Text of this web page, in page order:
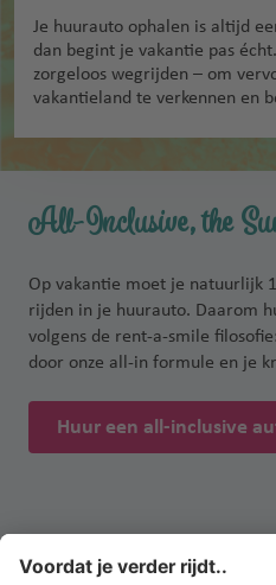
Je huurauto ophalen is altijd
dan begint je vakantie pas
zorgeloos wegrijden – om
vakantieland te verkennen en
All-Inclusive, the
Op vakantie moet je natuurlijk
rijden in je huurauto. Daarom
volgens de rent-a-smile
door onze all-in formule en je
Huur een all-inclusive